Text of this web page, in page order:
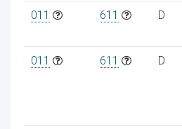
011 611 D
011 611 D